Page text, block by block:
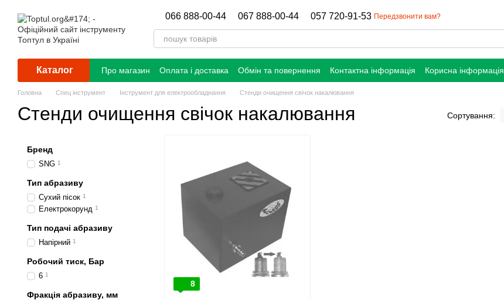
066 888-00-44 067 888-00-44 057 720-91-53 Передзвонити вам?
Каталог Про магазин Оплата і доставка Обмін та повернення Контактна інформація Корисна інформація
Головна Спец інструмент Інструмент для електрообладнання Стенди очищення свічок накалювання
Стенди очищення свічок накалювання Сортування:
8
Бренд
SNG 1
Тип абразиву
Сухий пісок 1
Електрокорунд 1
Тип подачі абразиву
Напірний 1
Робочий тиск, Бар
6 1
Фракція абразиву, мм